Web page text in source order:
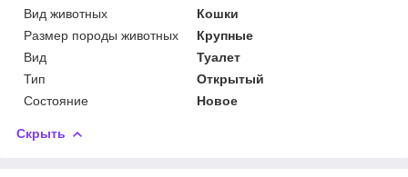
Вид животных
Кошки
Размер породы животных
Крупные
Вид
Туалет
Тип
Открытый
Состояние
Новое
Скрыть